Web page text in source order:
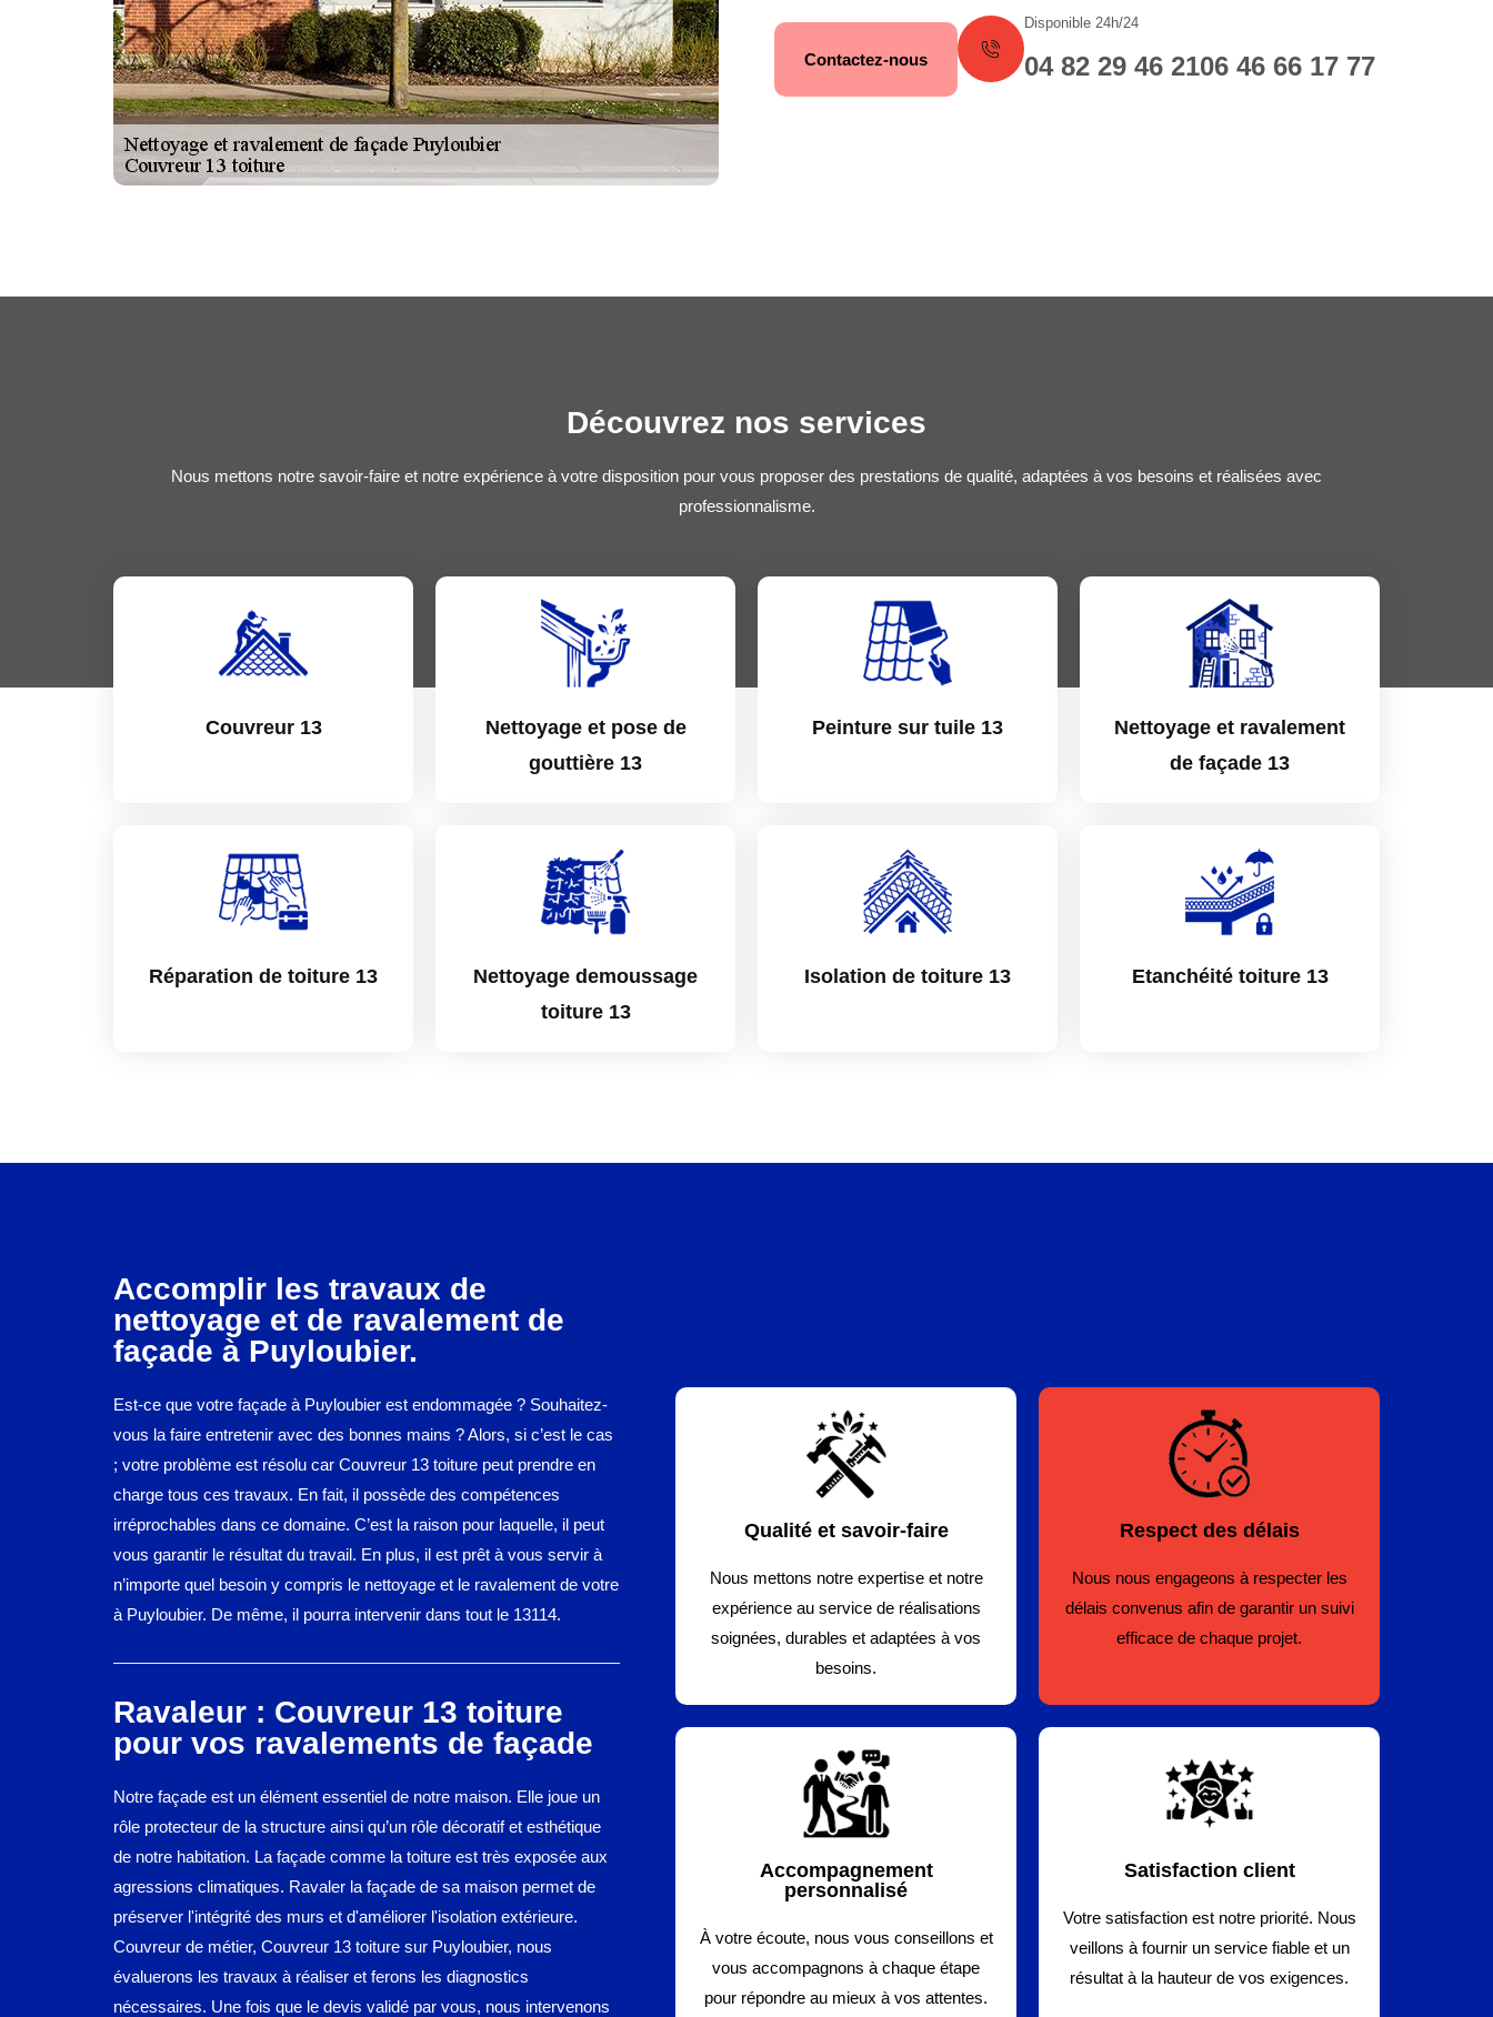
Contactez-nous
Disponible 24h/24
04 82 29 46 2106 46 66 17 77
Découvrez nos services
Nous mettons notre savoir-faire et notre expérience à votre disposition pour vous proposer des prestations de qualité, adaptées à vos besoins et réalisées avec
professionnalisme.
Couvreur 13
Nettoyage et pose de
gouttière 13
Peinture sur tuile 13
Nettoyage et ravalement
de façade 13
Réparation de toiture 13
Nettoyage demoussage
toiture 13
Isolation de toiture 13 Etanchéité toiture 13
Accomplir les travaux de
nettoyage et de ravalement de
façade à Puyloubier.
Est-ce que votre façade à Puyloubier est endommagée ? Souhaitez-
vous la faire entretenir avec des bonnes mains ? Alors, si c’est le cas
; votre problème est résolu car Couvreur 13 toiture peut prendre en
charge tous ces travaux. En fait, il possède des compétences
irréprochables dans ce domaine. C’est la raison pour laquelle, il peut
vous garantir le résultat du travail. En plus, il est prêt à vous servir à
n’importe quel besoin y compris le nettoyage et le ravalement de votre
à Puyloubier. De même, il pourra intervenir dans tout le 13114.
Ravaleur : Couvreur 13 toiture
pour vos ravalements de façade
Notre façade est un élément essentiel de notre maison. Elle joue un
rôle protecteur de la structure ainsi qu’un rôle décoratif et esthétique
de notre habitation. La façade comme la toiture est très exposée aux
agressions climatiques. Ravaler la façade de sa maison permet de
préserver l'intégrité des murs et d'améliorer l'isolation extérieure.
Couvreur de métier, Couvreur 13 toiture sur Puyloubier, nous
évaluerons les travaux à réaliser et ferons les diagnostics
nécessaires. Une fois que le devis validé par vous, nous intervenons
Qualité et savoir-faire
Nous mettons notre expertise et notre
expérience au service de réalisations
soignées, durables et adaptées à vos
besoins.
Respect des délais
Nous nous engageons à respecter les
délais convenus afin de garantir un suivi
efficace de chaque projet.
Accompagnement
personnalisé
À votre écoute, nous vous conseillons et
vous accompagnons à chaque étape
pour répondre au mieux à vos attentes.
Satisfaction client
Votre satisfaction est notre priorité. Nous
veillons à fournir un service fiable et un
résultat à la hauteur de vos exigences.